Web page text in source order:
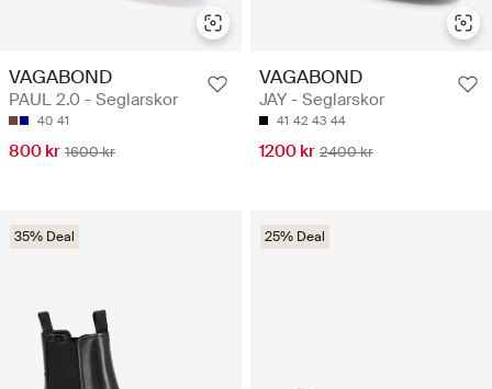
VAGABOND
PAUL 2.0 - Seglarskor
40 41
800 kr 1600 kr
VAGABOND
JAY - Seglarskor
41 42 43 44
1200 kr 2400 kr
35% Deal 25% Deal